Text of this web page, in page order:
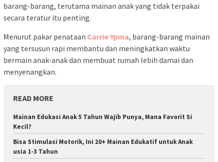
barang-barang, terutama mainan anak yang tidak terpakai
secara teratur itu penting.
Menurut pakar penataan Carrie Ypma, barang-barang mainan
yang tersusun rapi membantu dan meningkatkan waktu
bermain anak-anak dan membuat rumah lebih damai dan
menyenangkan.
READ MORE
Mainan Edukasi Anak 5 Tahun Wajib Punya, Mana Favorit Si
Kecil?
Bisa Stimulasi Motorik, Ini 20+ Mainan Edukatif untuk Anak
usia 1-3 Tahun